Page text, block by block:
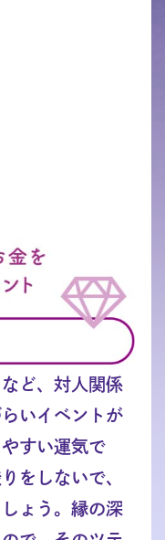
ど、対人関係
いイベントが
すい運気で
をしないで、
ょう。縁の深